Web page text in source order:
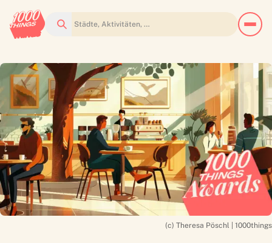
Suchen
(c) Theresa Pöschl | 1000things